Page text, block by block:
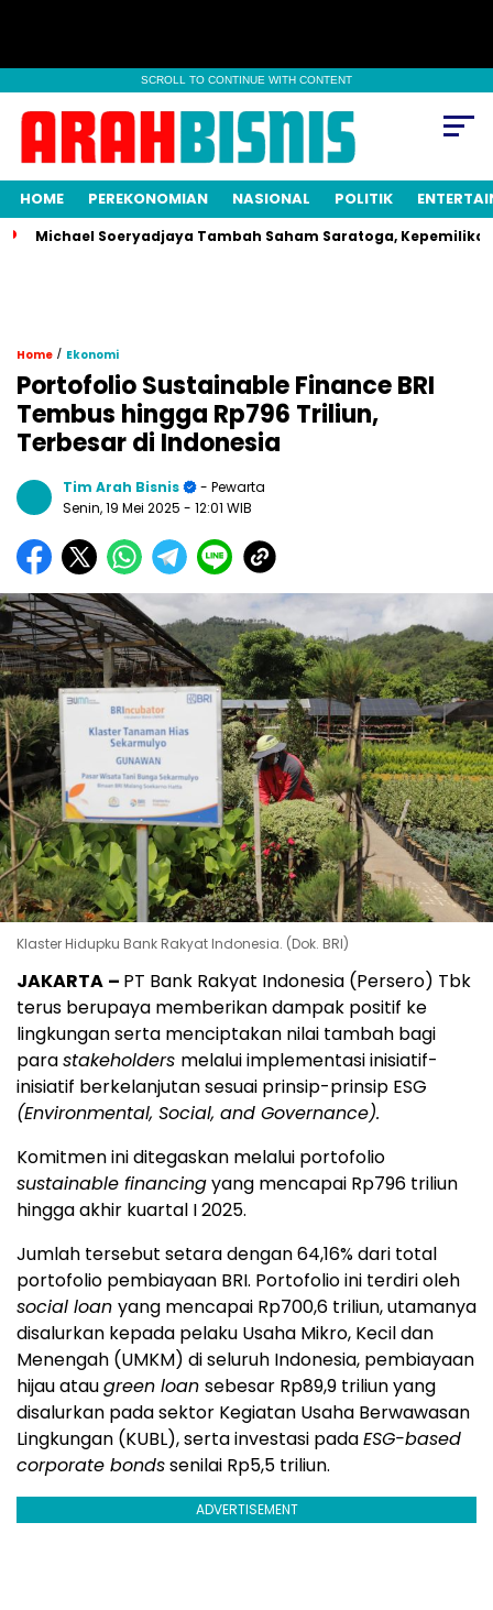
SCROLL TO CONTINUE WITH CONTENT
HOME PEREKONOMIAN NASIONAL POLITIK
Soeryadjaya Tambah Saham Saratoga, Kepemilikan Naik
Home / Ekonomi
Portofolio Sustainable Finance BRI
Tembus hingga Rp796 Triliun,
Terbesar di Indonesia
Tim Arah Bisnis
- Pewarta
Senin, 19 Mei 2025 - 12:01 WIB
Klaster Hidupku Bank Rakyat Indonesia. (Dok. BRI)
JAKARTA – PT Bank Rakyat Indonesia (Persero) Tbk
terus berupaya memberikan dampak positif ke
lingkungan serta menciptakan nilai tambah bagi
parastakeholders melalui implementasi inisiatif-
inisiatif berkelanjutan sesuai prinsip-prinsip ESG
(Environmental, Social, and Governance).
Komitmen ini ditegaskan melalui portofolio
sustainable financingyang mencapai Rp796 triliun
hingga akhir kuartal I 2025.
Jumlah tersebut setara dengan 64,16% dari total
portofolio pembiayaan BRI. Portofolio ini terdiri oleh
social loan yang mencapai Rp700,6 triliun, utamanya
disalurkan kepada pelaku Usaha Mikro, Kecil dan
Menengah (UMKM) di seluruh Indonesia, pembiayaan
hijau ataugreen loan sebesar Rp89,9 triliun yang
disalurkan pada sektor Kegiatan Usaha Berwawasan
Lingkungan (KUBL), serta investasi padaESG-based
corporate bondssenilai Rp5,5 triliun.
ADVERTISEMENT